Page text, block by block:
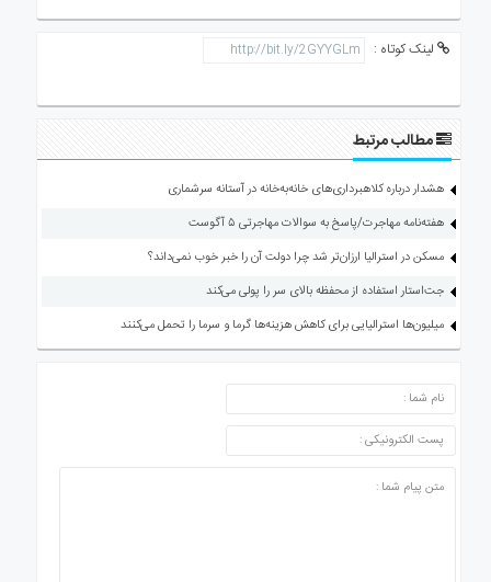
لینک کوتاه :
مطالب مرتبط
هشدار درباره کلاهبرداری‌های خانه‌به‌خانه در آستانه سرشماری
هفته‌نامه مهاجرت/پاسخ به سوالات مهاجرتی ۵ آگوست
مسکن در استرالیا ارزان‌تر شد چرا دولت آن را خبر خوب نمی‌داند؟
جت‌استار استفاده از محفظه بالای سر را پولی می‌کند
میلیون‌ها استرالیایی برای کاهش هزینه‌ها گرما و سرما را تحمل می‌کنند
ارسال دیدگاه